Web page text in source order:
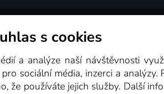
Videotéka
s cookies
a analýze naší návštěvnosti
sociální média, inzerci a
že používáte jejich služby. Další